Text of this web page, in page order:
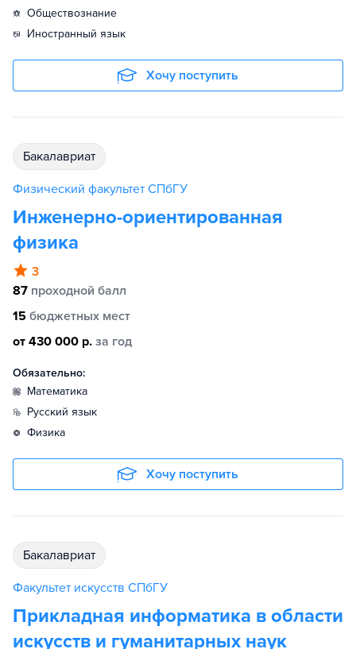
обществознание
иностранный язык
Хочу поступить
бакалавриат
Физический факультет СПбГУ
Инженерно-ориентированная
физика
3
87 проходной балл
15 бюджетных мест
от 430 000 р. за год
Обязательно:
математика
русский язык
физика
Хочу поступить
бакалавриат
Факультет искусств СПбГУ
Прикладная информатика в области
искусств и гуманитарных наук